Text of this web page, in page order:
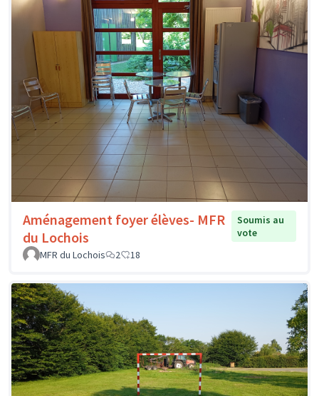
Aménagement foyer élèves- MFR
du Lochois
Soumis au
vote
MFR du Lochois
2 18